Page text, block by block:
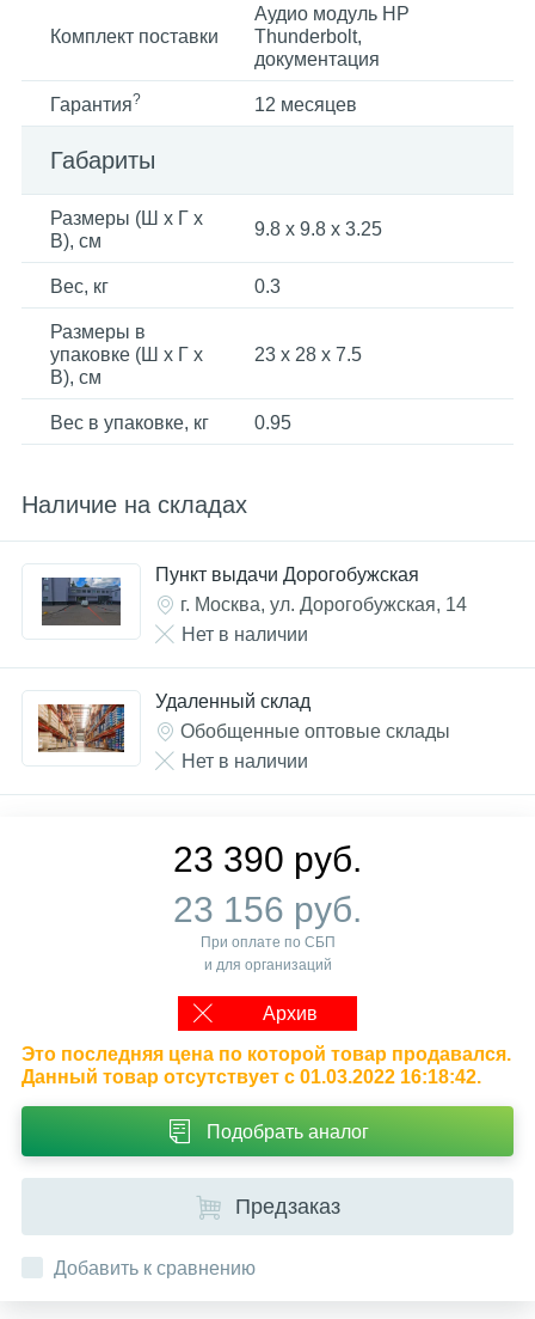
Комплект поставки
Аудио модуль HP
Thunderbolt,
документация
Гарантия? 12 месяцев
Габариты
Размеры (Ш x Г x
В), см
9.8 x 9.8 x 3.25
Вес, кг 0.3
Размеры в
упаковке (Ш x Г x
В), см
23 x 28 x 7.5
Вес в упаковке, кг 0.95
Наличие на складах
Пункт выдачи Дорогобужская
г. Москва, ул. Дорогобужская, 14
Нет в наличии
Удаленный склад
Обобщенные оптовые склады
Нет в наличии
23 390 руб.
23 156 руб.
При оплате по СБП
и для организаций
Архив
Это последняя цена по которой товар продавался.
Данный товар отсутствует с 01.03.2022 16:18:42.
Подобрать аналог
Предзаказ
Добавить к сравнению